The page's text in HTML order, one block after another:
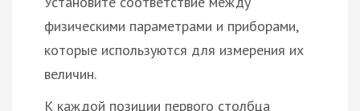
физическими параметрами и приборами,
которые используются для измерения их
величин.
К каждой позиции первого столбца